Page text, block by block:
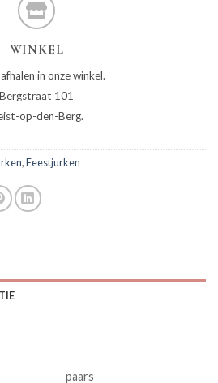
WINKEL
in onze winkel.
Bergstraat 101
op-den-Berg.
,Feestjurken
paars